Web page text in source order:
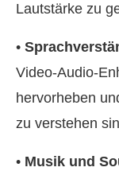
Lautstärke zu
•
Video-Audio-
hervorheben
zu verstehen
• Musik und